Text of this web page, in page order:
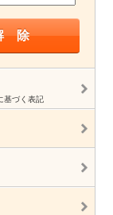
基づく表記